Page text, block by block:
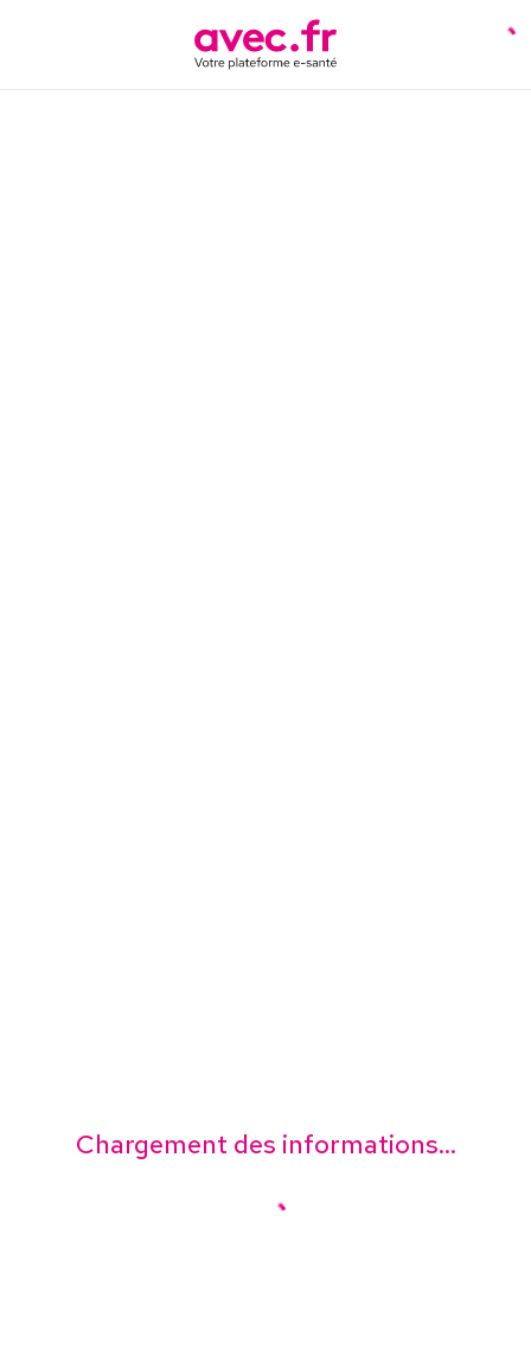
Chargement des informations...